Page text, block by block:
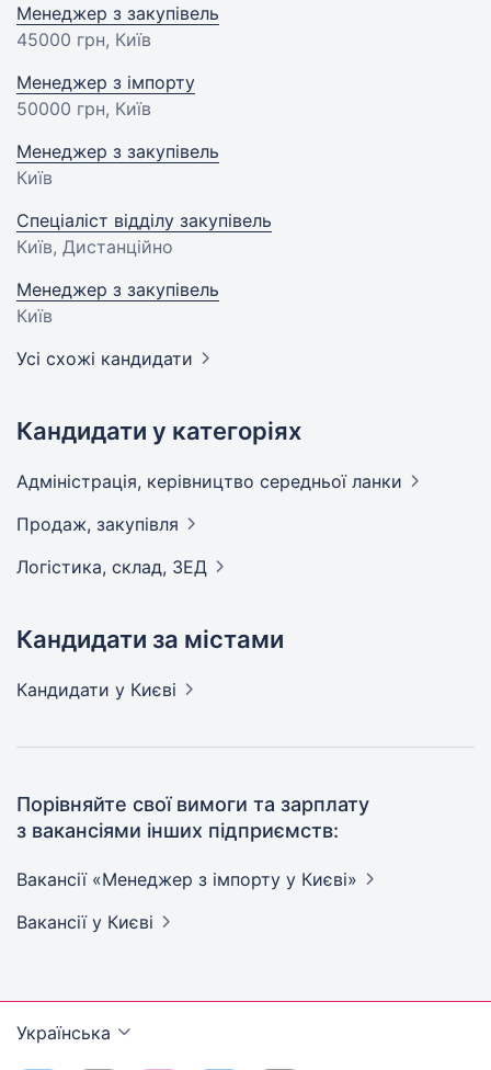
Менеджер з закупівель
45000 грн, Київ
Менеджер з імпорту
50000 грн, Київ
Менеджер з закупівель
Київ
Спеціаліст відділу закупівель
Київ, Дистанційно
Менеджер з закупівель
Київ
Усі схожі кандидати
Кандидати у категоріях
Адмiнiстрацiя, керівництво середньої ланки
Продаж, закупівля
Логістика, склад, ЗЕД
Кандидати за містами
Кандидати у Києві
Порівняйте свої вимоги та зарплату
з вакансіями інших підприємств:
Вакансії «Менеджер з імпорту у Києві»
Вакансії у Києві
Українська